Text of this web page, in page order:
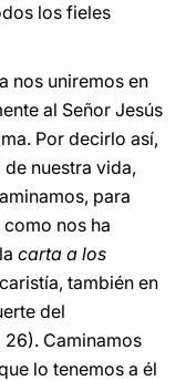
los fieles
nos uniremos en
al Señor Jesús
Por decirlo así,
nuestra vida,
para
nos ha
carta a los
también en
del
26). Caminamos
lo tenemos a él